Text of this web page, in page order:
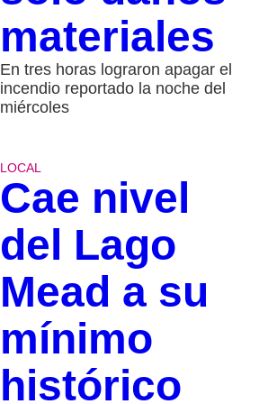
materiales
En tres horas lograron apagar el
incendio reportado la noche del
miércoles
LOCAL
Cae nivel
del Lago
Mead a su
mínimo
histórico